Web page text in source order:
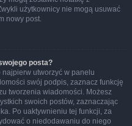
użytkownicy nie mogą usuwać
nowy post.
posta?
utworzyć w panelu
swój podpis, zaznacz funkcję
tworzenia wiadomości. Możesz
swoich postów, zaznaczając
Po uaktywnieniu tej funkcji, za
o niedodawaniu do niego